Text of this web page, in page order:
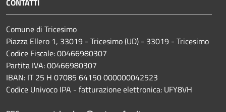
CONTATTI
Comune di Tricesimo
Piazza Ellero 1, 33019 - Tricesimo (UD) - 33019 - Tricesimo
Codice Fiscale: 00466980307
Partita IVA: 00466980307
IBAN: IT 25 H 07085 64150 000000042523
Codice Univoco IPA - fatturazione elettronica: UFY8VH